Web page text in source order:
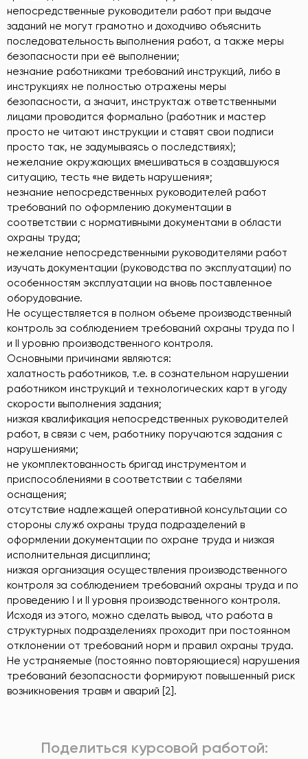
непосредственные руководители работ при выдаче
заданий не могут грамотно и доходчиво объяснить
последовательность выполнения работ, а также меры
безопасности при её выполнении;
незнание работниками требований инструкций, либо в
инструкциях не полностью отражены меры
безопасности, а значит, инструктаж ответственными
лицами проводится формально (работник и мастер
просто не читают инструкции и ставят свои подписи
просто так, не задумываясь о последствиях);
нежелание окружающих вмешиваться в создавшуюся
ситуацию, тесть «не видеть нарушения»;
незнание непосредственных руководителей работ
требований по оформлению документации в
соответствии с нормативными документами в области
охраны труда;
нежелание непосредственными руководителями работ
изучать документации (руководства по эксплуатации) по
особенностям эксплуатации на вновь поставленное
оборудование.
Не осуществляется в полном объеме производственный
контроль за соблюдением требований охраны труда по I
и II уровню производственного контроля.
Основными причинами являются:
халатность работников, т.е. в сознательном нарушении
работником инструкций и технологических карт в угоду
скорости выполнения задания;
низкая квалификация непосредственных руководителей
работ, в связи с чем, работнику поручаются задания с
нарушениями;
не укомплектованность бригад инструментом и
приспособлениями в соответствии с табелями
оснащения;
отсутствие надлежащей оперативной консультации со
стороны служб охраны труда подразделений в
оформлении документации по охране труда и низкая
исполнительная дисциплина;
низкая организация осуществления производственного
контроля за соблюдением требований охраны труда и по
проведению I и II уровня производственного контроля.
Исходя из этого, можно сделать вывод, что работа в
структурных подразделениях проходит при постоянном
отклонении от требований норм и правил охраны труда.
Не устраняемые (постоянно повторяющиеся) нарушения
требований безопасности формируют повышенный риск
возникновения травм и аварий [2].
Поделиться курсовой работой: